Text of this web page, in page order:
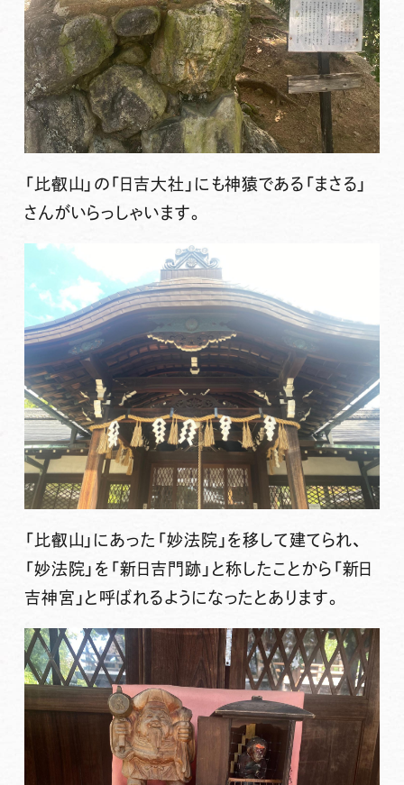
「比叡山」の「日吉大社」にも神猿である「まさる」
さんがいらっしゃいます。
「比叡山」にあった「妙法院」を移して建てられ、
「妙法院」を「新日吉門跡」と称したことから「新日
吉神宮」と呼ばれるようになったとあります。